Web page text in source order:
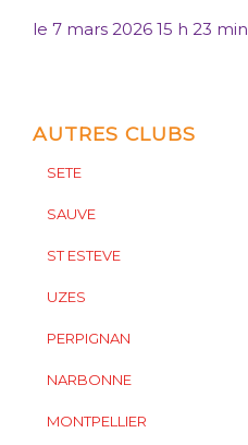
le 7 mars 2026 15 h 23 min
AUTRES CLUBS
SETE
SAUVE
ST ESTEVE
UZES
PERPIGNAN
NARBONNE
MONTPELLIER